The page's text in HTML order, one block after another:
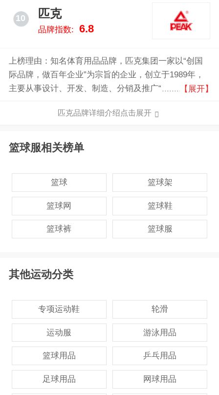
具有较高的性价比。
10 匹克
品牌指数: 6.8
上榜理由：知名体育用品品牌，匹克集团一家以“创国
际品牌，做百年企业”为宗旨的企业，创立于1989年，
主要从事设计、开发、制造、分销及推广“PEAK匹
今已有三十多年历史。
【展开】
匹克品牌详细介绍点击展开
篮球服相关榜单
篮球 篮球架
篮球网 篮球鞋
篮球裤 篮球服
其他运动分类
专项运动鞋 轮滑
运动服 游泳用品
篮球用品 乒乓用品
足球用品 网球用品